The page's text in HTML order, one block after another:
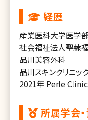
経歴
産業医科大学医学
社会福祉法人聖隷
品川美容外科
品川スキンクリニッ
2021年 Perle
所属学会